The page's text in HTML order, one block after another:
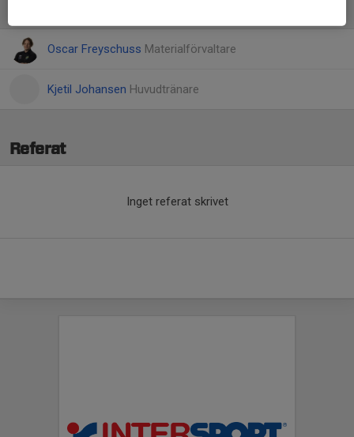
Oscar Freyschuss Materialförvaltare
Kjetil Johansen Huvudtränare
Referat
Inget referat skrivet